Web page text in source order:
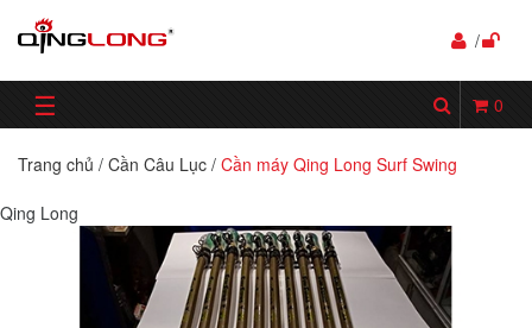
/
☰ 0
Trang chủ / Cần Câu Lục / Cần máy Qing Long Surf Swing
Qing Long